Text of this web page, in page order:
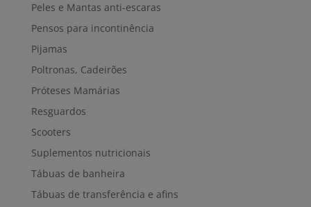
Peles e Mantas anti-escaras
Pensos para incontinência
Pijamas
Poltronas, Cadeirões
Próteses Mamárias
Resguardos
Scooters
Suplementos nutricionais
Tábuas de banheira
Tábuas de transferência e afins